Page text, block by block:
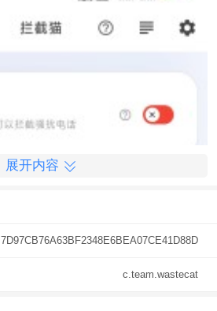
展开内容
7D97CB76A63BF2348E6BEA07CE41D88D
c.team.wastecat